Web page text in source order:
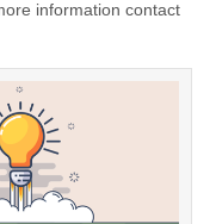
information contact